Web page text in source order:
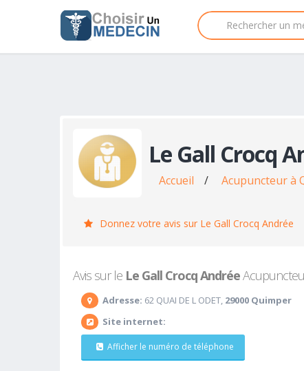
Le Gall Crocq
Accueil / Acupuncteur à
Donnez votre avis sur Le Gall Crocq Andrée
Avis sur le Le Gall Crocq Andrée
Adresse: 62 QUAI DE L ODET, 29000 Quimper
Site internet:
Afficher le numéro de téléphone